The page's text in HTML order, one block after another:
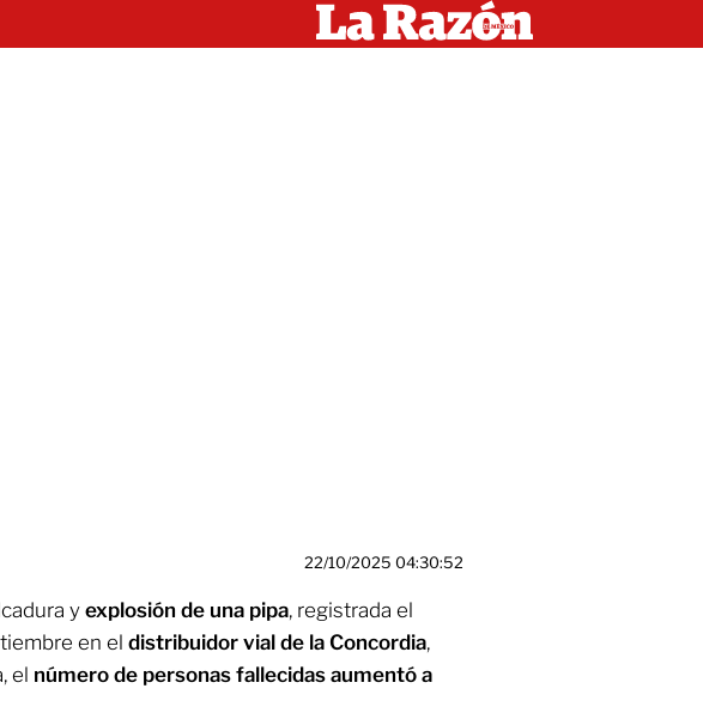
22/10/2025 04:30:52
yexplosión de una pipa, registrada el
en el distribuidor vial de la Concordia,
el número de personas fallecidas aumentó a